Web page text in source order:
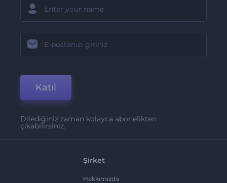
Katıl
Dilediğiniz zaman kolayca abonelikten
çıkabilirsiniz.
Şirket
Hakkımızda